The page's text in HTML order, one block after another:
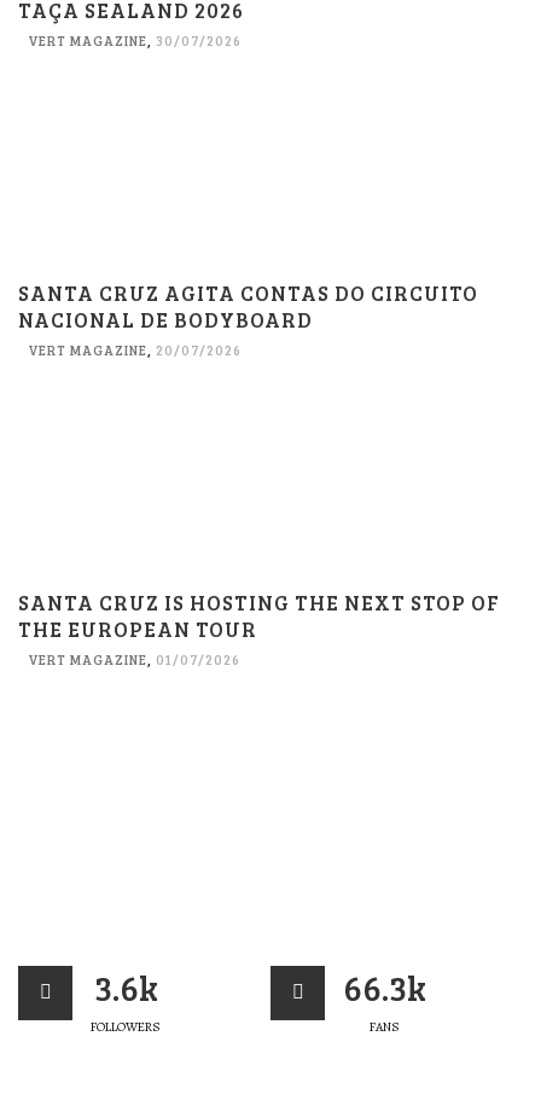
TAÇA SEALAND 2026
VERT MAGAZINE 30/07/2026
SANTA CRUZ AGITA CONTAS DO CIRCUITO
NACIONAL DE BODYBOARD
VERT MAGAZINE, 20/07/2026
SANTA CRUZ IS HOSTING THE NEXT STOP OF
THE EUROPEAN TOUR
VERT MAGAZINE, 01/07/2026
3.6k
FOLLOWERS
66.3k
FANS